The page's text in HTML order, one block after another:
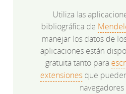
Utiliza las
bibliográfica de
manejar los datos de
aplicaciones están
gratuita tanto para
extensiones que